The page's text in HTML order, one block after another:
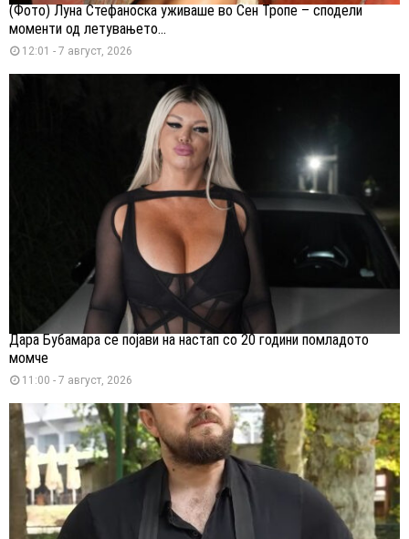
(Фото) Луна Стефаноска уживаше во Сен Тропе – сподели
моменти од летувањето...
12:01 - 7 август, 2026
Дара Бубамара се појави на настап со 20 години помладото
момче
11:00 - 7 август, 2026